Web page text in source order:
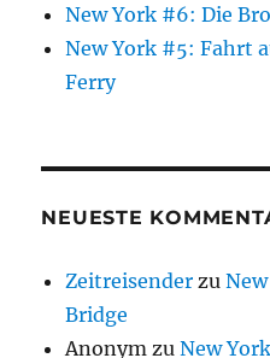
New York #6: Die
New York #5: Fahrt
Ferry
NEUESTE
Zeitreisender zu
Bridge
Anonym zuNew